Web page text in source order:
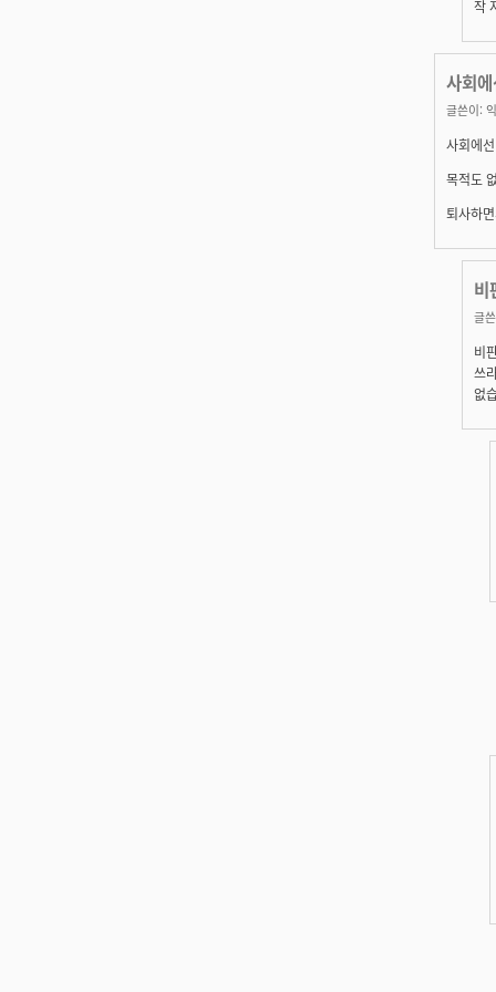
작
사회
글쓴이:
사회에
목적도
퇴사하
비
글
비
쓰
없